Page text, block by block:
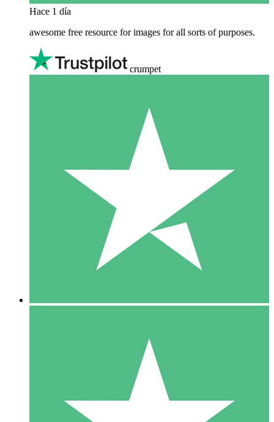
Hace 1 día
awesome free resource for images for all sorts of purposes.
crumpet